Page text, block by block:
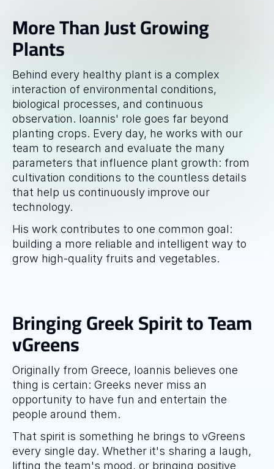
More Than Just Growing
Plants
Behind every healthy plant is a complex
interaction of environmental conditions,
biological processes, and continuous
observation. Ioannis' role goes far beyond
planting crops. Every day, he works with our
team to research and evaluate the many
parameters that influence plant growth: from
cultivation conditions to the countless details
that help us continuously improve our
technology.
His work contributes to one common goal:
building a more reliable and intelligent way to
grow high-quality fruits and vegetables.
Bringing Greek Spirit to Team
vGreens
Originally from Greece, Ioannis believes one
thing is certain: Greeks never miss an
opportunity to have fun and entertain the
people around them.
That spirit is something he brings to vGreens
every single day. Whether it's sharing a laugh,
lifting the team's mood, or bringing positive